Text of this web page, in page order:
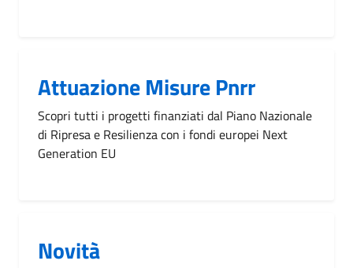
Attuazione Misure Pnrr
Scopri tutti i progetti finanziati dal Piano Nazionale
di Ripresa e Resilienza con i fondi europei Next
Generation EU
Novità